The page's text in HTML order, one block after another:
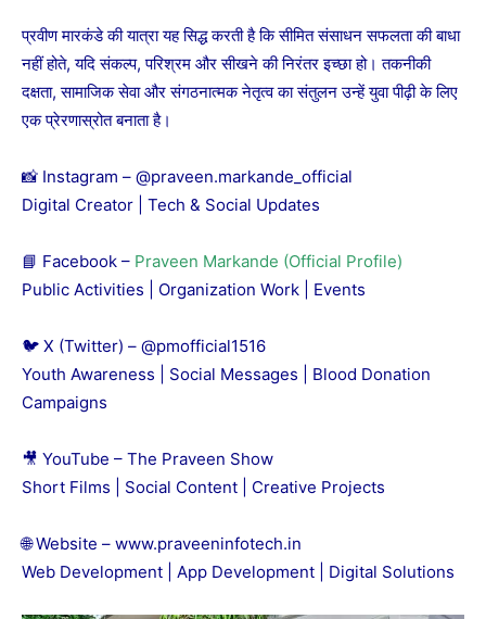
प्रवीण मारकंडे की यात्रा यह सिद्ध करती है कि सीमित संसाधन सफलता की बाधा
नहीं होते, यदि संकल्प, परिश्रम और सीखने की निरंतर इच्छा हो। तकनीकी
दक्षता, सामाजिक सेवा और संगठनात्मक नेतृत्व का संतुलन उन्हें युवा पीढ़ी के लिए
एक प्रेरणास्रोत बनाता है।
📸 Instagram – @praveen.markande_official
Digital Creator | Tech & Social Updates
📘 Facebook – Praveen Markande (Official Profile)
Public Activities | Organization Work | Events
🐦 X (Twitter) – @pmofficial1516
Youth Awareness | Social Messages | Blood Donation
Campaigns
🎥 YouTube – The Praveen Show
Short Films | Social Content | Creative Projects
🌐 Website – www.praveeninfotech.in
Web Development | App Development | Digital Solutions